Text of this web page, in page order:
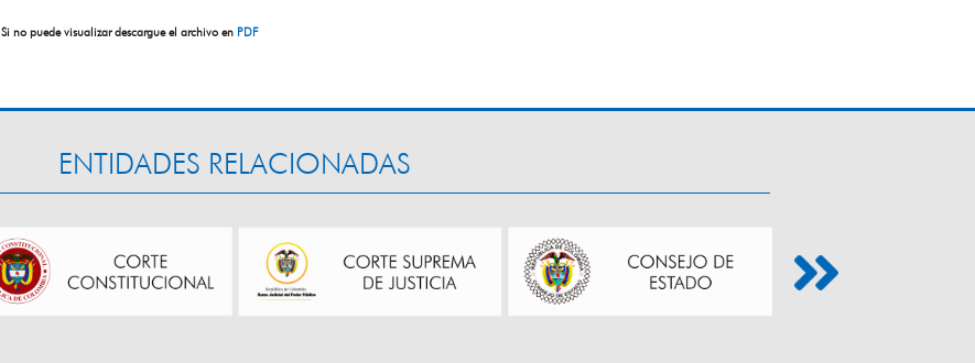
Si no puede visualizar descargue el archivo en PDF
ENTIDADES RELACIONADAS